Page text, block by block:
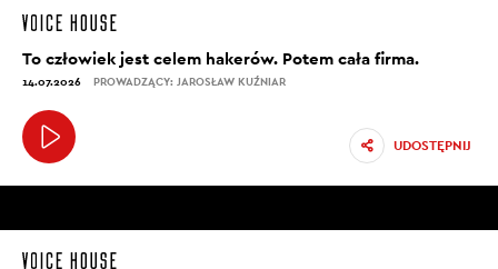
To człowiek jest celem hakerów. Potem cała firma.
14.07.2026 PROWADZĄCY: JAROSŁAW KUŹNIAR
UDOSTĘPNIJ